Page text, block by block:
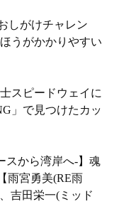
しがけチャレン
うがかかりやすい
スピードウェイに
」で見つけたカッ
スから湾岸へ-】魂
雨宮勇美(RE雨
吉田栄一(ミッド